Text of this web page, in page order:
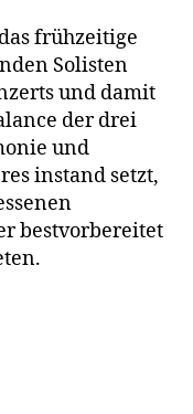
frühzeitige
Solisten
und damit
der drei
und
instand setzt,
bestvorbereitet